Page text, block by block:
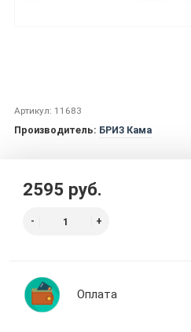
Артикул: 11683
Производитель: БРИЗ Кама
2595 руб.
Оплата